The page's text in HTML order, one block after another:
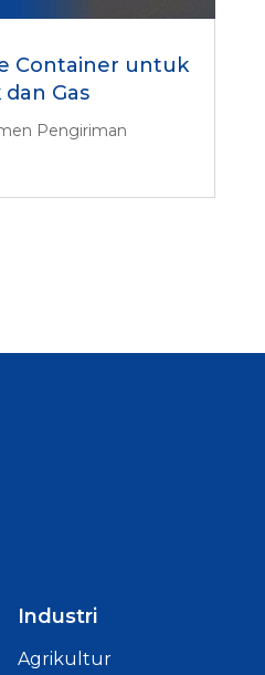
Container untuk
Gas
Pengiriman
Industri
Agrikultur